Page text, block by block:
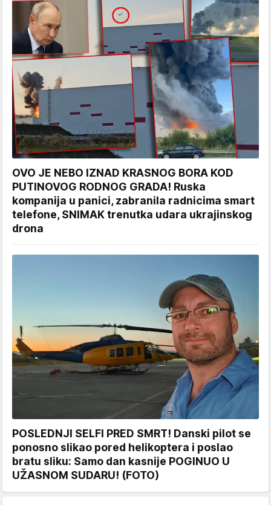
OVO JE NEBO IZNAD KRASNOG BORA KOD
PUTINOVOG RODNOG GRADA! Ruska
kompanija u panici, zabranila radnicima smart
telefone, SNIMAK trenutka udara ukrajinskog
drona
POSLEDNJI SELFI PRED SMRT! Danski pilot se
ponosno slikao pored helikoptera i poslao
bratu sliku: Samo dan kasnije POGINUO U
UŽASNOM SUDARU! (FOTO)